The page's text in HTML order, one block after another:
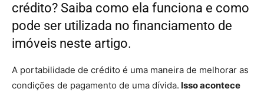
crédito? Saiba como ela funciona e como
pode ser utilizada no financiamento de
imóveis neste artigo.
A portabilidade de crédito é uma maneira de melhorar as
condições de pagamento de uma dívida. Isso acontece